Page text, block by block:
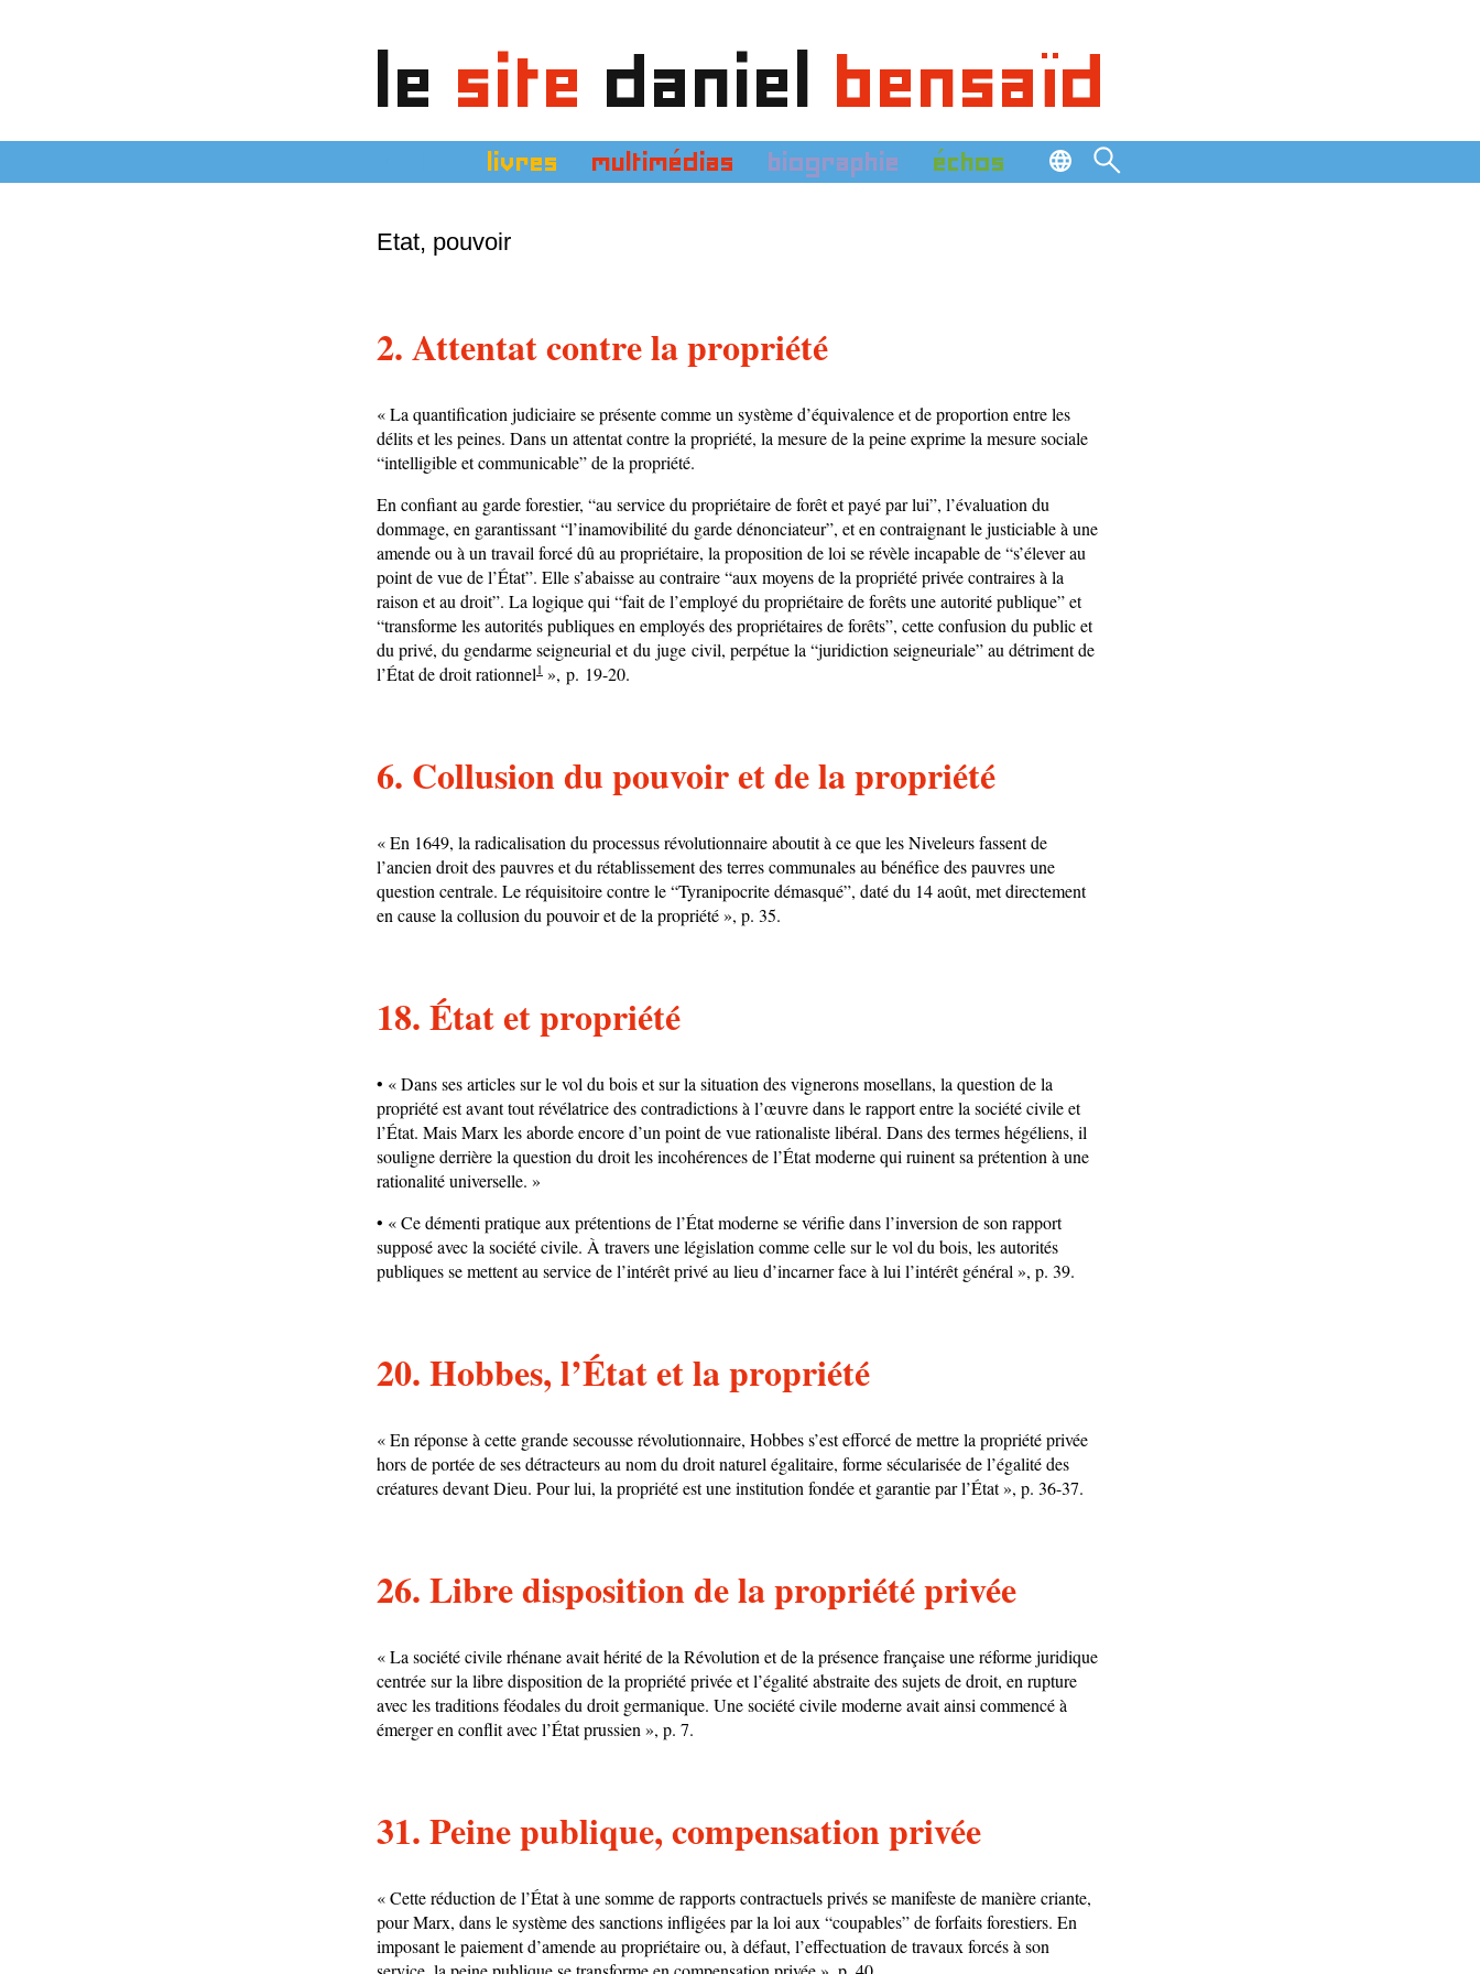
le site daniel bensaïd
livres multimédias biographie échos
Etat, pouvoir
2. Attentat contre la propriété
« La quantification judiciaire se présente comme un système d’équivalence et de proportion entre les
délits et les peines. Dans un attentat contre la propriété, la mesure de la peine exprime la mesure sociale
“intelligible et communicable” de la propriété.
En confiant au garde forestier, “au service du propriétaire de forêt et payé par lui”, l’évaluation du
dommage, en garantissant “l’inamovibilité du garde dénonciateur”, et en contraignant le justiciable à une
amende ou à un travail forcé dû au propriétaire, la proposition de loi se révèle incapable de “s’élever au
point de vue de l’État”. Elle s’abaisse au contraire “aux moyens de la propriété privée contraires à la
raison et au droit”. La logique qui “fait de l’employé du propriétaire de forêts une autorité publique” et
“transforme les autorités publiques en employés des propriétaires de forêts”, cette confusion du public et
du privé, du gendarme seigneurial et du juge civil, perpétue la “juridiction seigneuriale” au détriment de
l’État de droit rationnel1 », p. 19-20.
6. Collusion du pouvoir et de la propriété
« En 1649, la radicalisation du processus révolutionnaire aboutit à ce que les Niveleurs fassent de
l’ancien droit des pauvres et du rétablissement des terres communales au bénéfice des pauvres une
question centrale. Le réquisitoire contre le “Tyranipocrite démasqué”, daté du 14 août, met directement
en cause la collusion du pouvoir et de la propriété », p. 35.
18. État et propriété
• « Dans ses articles sur le vol du bois et sur la situation des vignerons mosellans, la question de la
propriété est avant tout révélatrice des contradictions à l’œuvre dans le rapport entre la société civile et
l’État. Mais Marx les aborde encore d’un point de vue rationaliste libéral. Dans des termes hégéliens, il
souligne derrière la question du droit les incohérences de l’État moderne qui ruinent sa prétention à une
rationalité universelle. »
• « Ce démenti pratique aux prétentions de l’État moderne se vérifie dans l’inversion de son rapport
supposé avec la société civile. À travers une législation comme celle sur le vol du bois, les autorités
publiques se mettent au service de l’intérêt privé au lieu d’incarner face à lui l’intérêt général », p. 39.
20. Hobbes, l’État et la propriété
« En réponse à cette grande secousse révolutionnaire, Hobbes s’est efforcé de mettre la propriété privée
hors de portée de ses détracteurs au nom du droit naturel égalitaire, forme sécularisée de l’égalité des
créatures devant Dieu. Pour lui, la propriété est une institution fondée et garantie par l’État », p. 36-37.
26. Libre disposition de la propriété privée
« La société civile rhénane avait hérité de la Révolution et de la présence française une réforme juridique
centrée sur la libre disposition de la propriété privée et l’égalité abstraite des sujets de droit, en rupture
avec les traditions féodales du droit germanique. Une société civile moderne avait ainsi commencé à
émerger en conflit avec l’État prussien », p. 7.
31. Peine publique, compensation privée
« Cette réduction de l’État à une somme de rapports contractuels privés se manifeste de manière criante,
pour Marx, dans le système des sanctions infligées par la loi aux “coupables” de forfaits forestiers. En
imposant le paiement d’amende au propriétaire ou, à défaut, l’effectuation de travaux forcés à son